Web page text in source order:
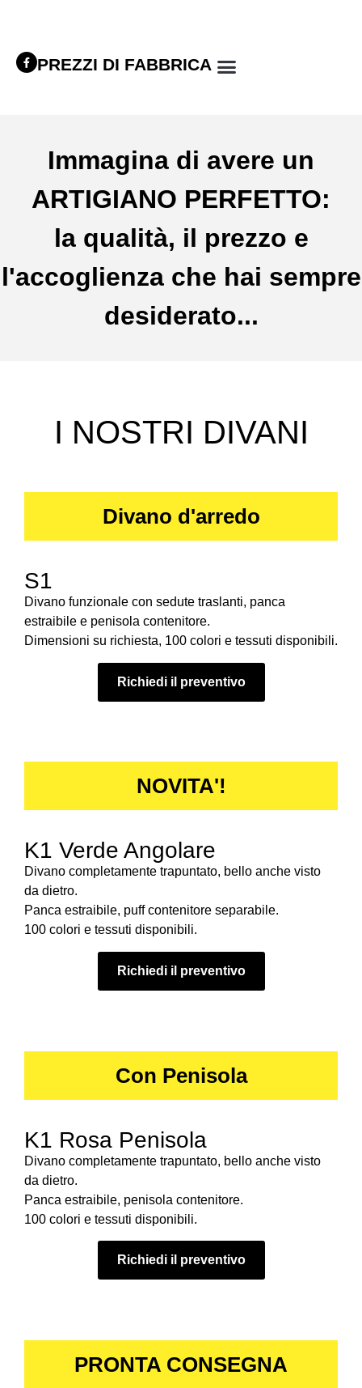
PREZZI DI FABBRICA
Immagina di avere un
ARTIGIANO PERFETTO:
la qualità, il prezzo e
l'accoglienza che hai sempre
desiderato...
I NOSTRI DIVANI
Divano d'arredo
S1
Divano funzionale con sedute traslanti, panca
estraibile e penisola contenitore.
Dimensioni su richiesta, 100 colori e tessuti disponibili.
Richiedi il preventivo
NOVITA'!
K1 Verde Angolare
Divano completamente trapuntato, bello anche visto
da dietro.
Panca estraibile, puff contenitore separabile.
100 colori e tessuti disponibili.
Richiedi il preventivo
Con Penisola
K1 Rosa Penisola
Divano completamente trapuntato, bello anche visto
da dietro.
Panca estraibile, penisola contenitore.
100 colori e tessuti disponibili.
Richiedi il preventivo
PRONTA CONSEGNA